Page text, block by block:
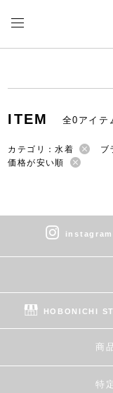
ITEM 全0アイテ
カテゴリ：水着 ブ
価格が安い順
instagram
HOBONICHI
商
特